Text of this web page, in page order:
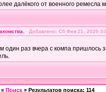
далёкого от военного ремесла
Добавлено: Сб Фев 21, 2026
один раз вчера с компа пришлось
» Поиск » Результатов поиска: 114